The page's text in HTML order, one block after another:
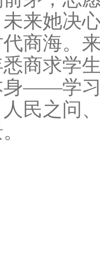
来她决
商海。
商求学
身——学习
民之问